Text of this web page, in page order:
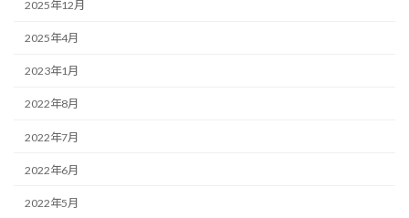
2025年12月
2025年4月
2023年1月
2022年8月
2022年7月
2022年6月
2022年5月